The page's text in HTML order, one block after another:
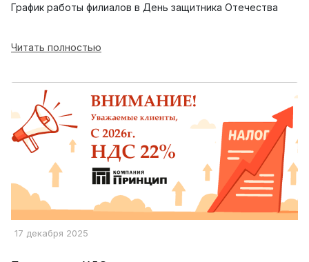
График работы филиалов в День защитника Отечества
Читать полностью
17 декабря 2025